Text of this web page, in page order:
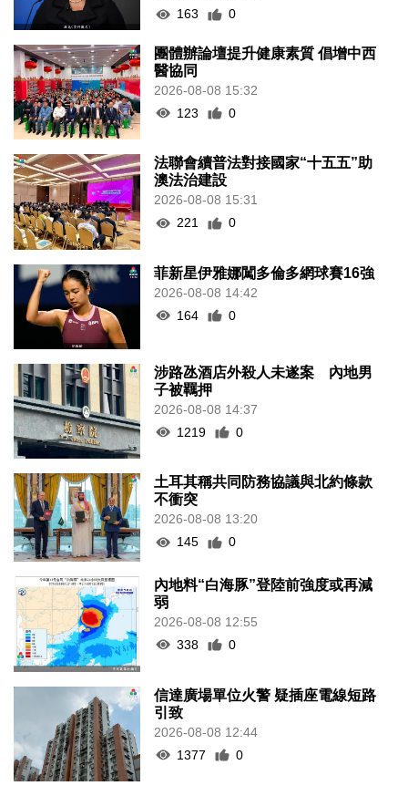
163
0
團體辦論壇提升健康素質 倡增中西
醫協同
2026-08-08 15:32
123
0
法聯會續普法對接國家“十五五”助
澳法治建設
2026-08-08 15:31
221
0
菲新星伊雅娜闖多倫多網球賽16強
2026-08-08 14:42
164
0
涉路氹酒店外殺人未遂案 內地男
子被羈押
2026-08-08 14:37
1219
0
土耳其稱共同防務協議與北約條款
不衝突
2026-08-08 13:20
145
0
內地料“白海豚”登陸前強度或再減
弱
2026-08-08 12:55
338
0
信達廣場單位火警 疑插座電線短路
引致
2026-08-08 12:44
1377
0